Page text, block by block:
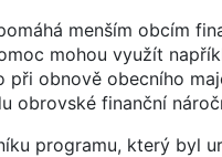
menším obcím
mohou využít
obnově obecního
obrovské finanční
programu, který byl